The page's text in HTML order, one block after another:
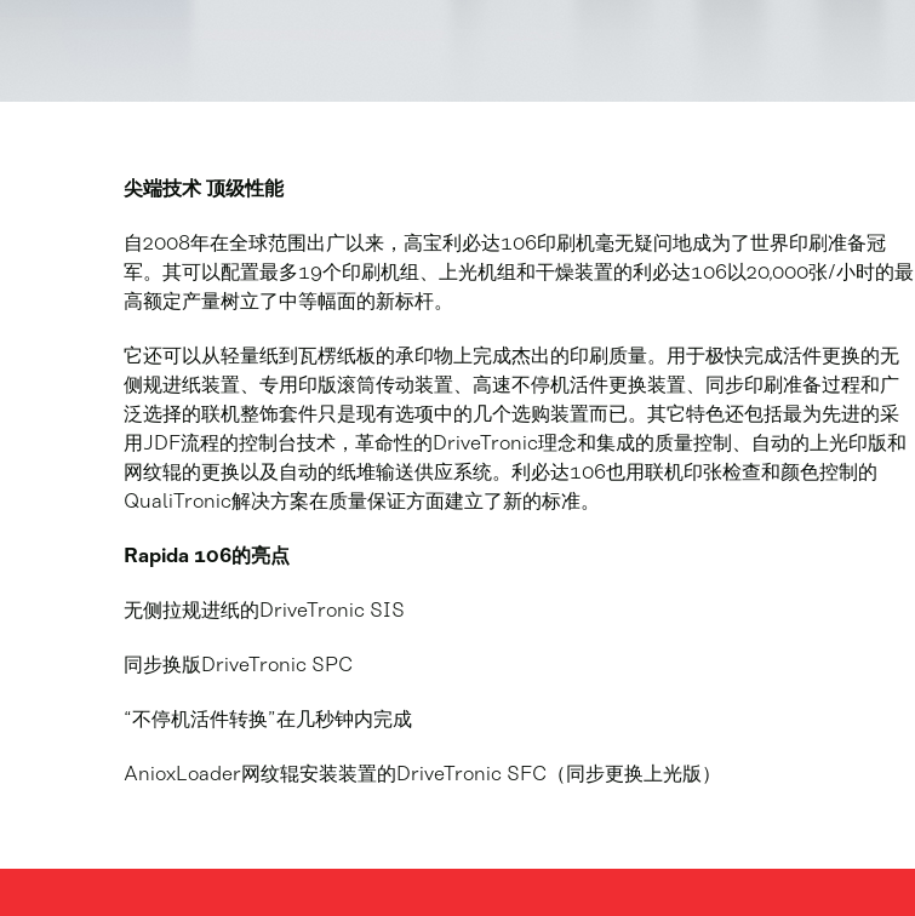
尖端技术 顶级性能
自2008年在全球范围出广以来，高宝利必达106印刷机毫无疑问地成为了世界印刷准备冠
军。其可以配置最多19个印刷机组、上光机组和干燥装置的利必达106以20,000张/小时的最
高额定产量树立了中等幅面的新标杆。
它还可以从轻量纸到瓦楞纸板的承印物上完成杰出的印刷质量。用于极快完成活件更换的无
侧规进纸装置、专用印版滚筒传动装置、高速不停机活件更换装置、同步印刷准备过程和广
泛选择的联机整饰套件只是现有选项中的几个选购装置而已。其它特色还包括最为先进的采
用JDF流程的控制台技术，革命性的DriveTronic理念和集成的质量控制、自动的上光印版和
网纹辊的更换以及自动的纸堆输送供应系统。利必达106也用联机印张检查和颜色控制的
QualiTronic解决方案在质量保证方面建立了新的标准。
Rapida 106的亮点
无侧拉规进纸的DriveTronic SIS
同步换版DriveTronic SPC
“不停机活件转换”在几秒钟内完成
AnioxLoader网纹辊安装装置的DriveTronic SFC（同步更换上光版）